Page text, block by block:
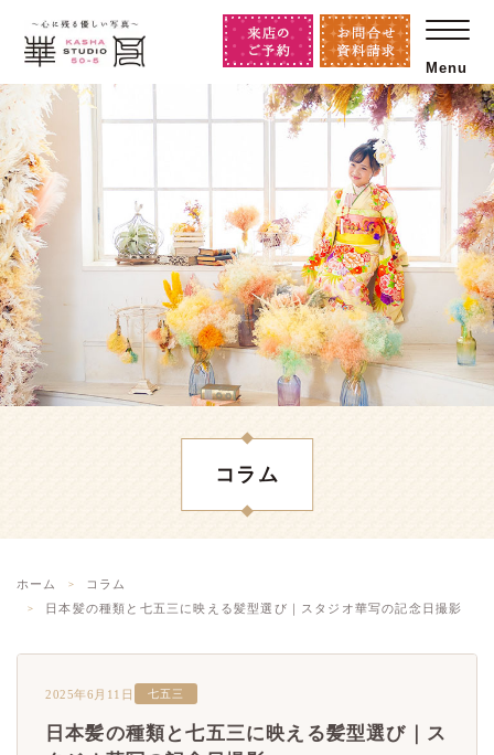
Menu
コラム
ホーム
コラム
日本髪の種類と七五三に映える髪型選び｜スタジオ華写の記念日撮影
2025年6月11日 七五三
日本髪の種類と七五三に映える髪型選び｜ス